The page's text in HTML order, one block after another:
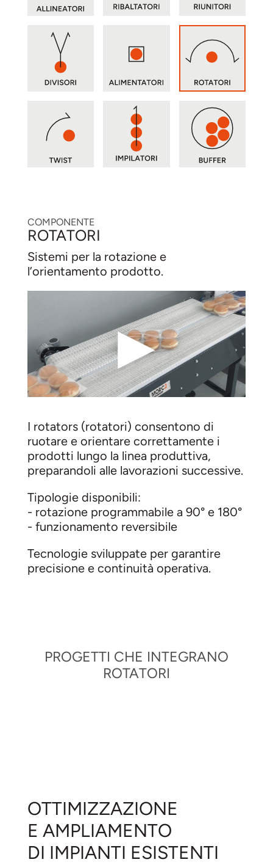
COMPONENTE
ROTATORI
Sistemi per la rotazione e
l’orientamento prodotto.
▶
I rotators (rotatori) consentono di
ruotare e orientare correttamente i
prodotti lungo la linea produttiva,
preparandoli alle lavorazioni successive.
Tipologie disponibili:
- rotazione programmabile a 90° e 180°
- funzionamento reversibile
Tecnologie sviluppate per garantire
precisione e continuità operativa.
PROGETTI CHE INTEGRANO
ROTATORI
OTTIMIZZAZIONE
E AMPLIAMENTO
DI IMPIANTI ESISTENTI